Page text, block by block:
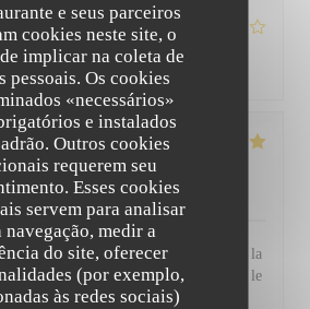
e seus parceiros
cookies neste site, o
implicar na coleta de
pessoais. Os cookies
«necessários»
e instalados
Outros cookies
requerem seu
Esses cookies
servem para analisar
navegação, medir a
do site, oferecer
(por exemplo,
às redes sociais)
3
: 3/5 menu: 4/5 quality_price
2
: 5/5 menu : 5/5 quality_price
chaleureux comme à la maison jusqu'à la
de l'assiette (poissons) en passant par le
apprécié ce dîner et souhaitons